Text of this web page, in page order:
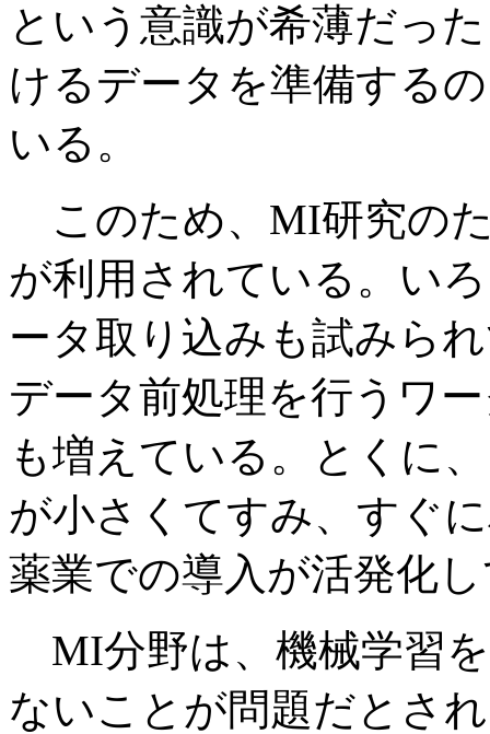
という意識が希薄だっ
けるデータを準備する
いる。
このため、MI研究の
が利用されている。い
ータ取り込みも試みら
データ前処理を行うワ
も増えている。とくに
が小さくてすみ、すぐ
薬業での導入が活発化
MI分野は、機械学習
ないことが問題だとさ